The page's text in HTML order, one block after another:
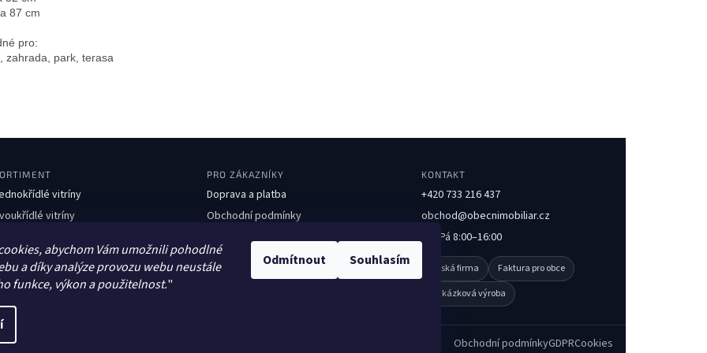
abychom Vám umožnili pohodlné
a díky analýze provozu webu neustále
funkce, výkon a použitelnost."
Odmítnout Souhlasím
87 cm
pro:
zahrada, park, terasa
vitríny
vitríny
koše
PRO ZÁKAZNÍKY
Doprava a platba
Obchodní podmínky
Ochrana osobních údajů
Kontakty
KONTAKT
+420 733 216 437
obchod@obecnimobiliar.cz
Po–Pá 8:00–16:00
Česká firma
Faktura pro obce
Zakázková výroba
Obchodní podmínkyGDPRCookies